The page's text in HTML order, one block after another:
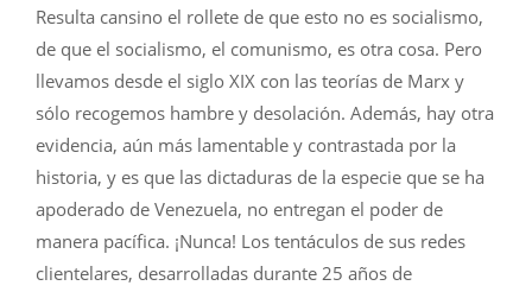
Resulta cansino el rollete de que esto no es socialismo,
de que el socialismo, el comunismo, es otra cosa. Pero
llevamos desde el siglo XIX con las teorías de Marx y
sólo recogemos hambre y desolación. Además, hay otra
evidencia, aún más lamentable y contrastada por la
historia, y es que las dictaduras de la especie que se ha
apoderado de Venezuela, no entregan el poder de
manera pacífica. ¡Nunca! Los tentáculos de sus redes
clientelares, desarrolladas durante 25 años de